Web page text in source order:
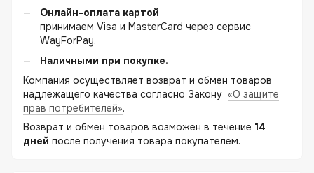
Онлайн-оплата картой
принимаем Visa и MasterCard через сервис
WayForPay.
Наличными при покупке.
Компания осуществляет возврат и обмен товаров
надлежащего качества согласно Закону «О защите
прав потребителей».
Возврат и обмен товаров возможен в течение 14
дней после получения товара покупателем.